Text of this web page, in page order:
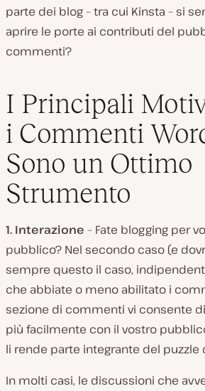
parte dei blog – tra cui Kinsta – si
aprire le porte ai contributi del
commenti?
I Principali
i Commenti
Sono un Ottimo
Strumento
1. Interazione – Fate blogging per
pubblico? Nel secondo caso (e
sempre questo il caso,
che abbiate o meno abilitato i
sezione di commenti vi consente
più facilmente con il vostro
li rende parte integrante del puzzle
In molti casi, le discussioni che